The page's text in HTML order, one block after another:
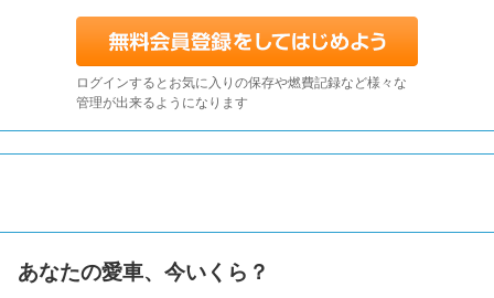
ログインするとお気に入りの保存や燃費記録など様々な
管理が出来るようになります
あなたの愛車、今いくら？